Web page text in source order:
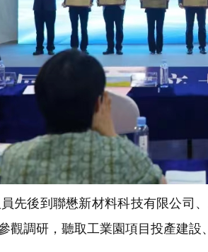
先後到聯懋新材料科技有限公司
觀調研，聽取工業園項目投產建設